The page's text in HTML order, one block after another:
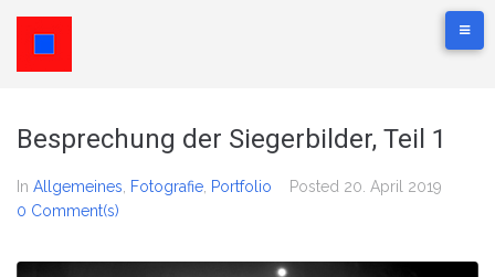
Besprechung der Siegerbilder, Teil 1
In Allgemeines Fotografie Portfolio Posted 20. April 2019
0 Comment(s)